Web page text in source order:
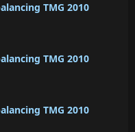
TMG 2010
TMG 2010
TMG 2010